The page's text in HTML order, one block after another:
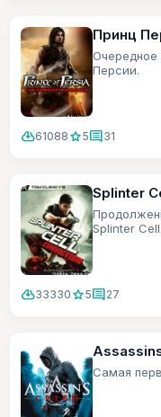
Принц
Очередное
Персии.
cloud_download61088 star5comment31
Splinter
Splinter Cell.
cloud_download33330 star5comment27
Самая